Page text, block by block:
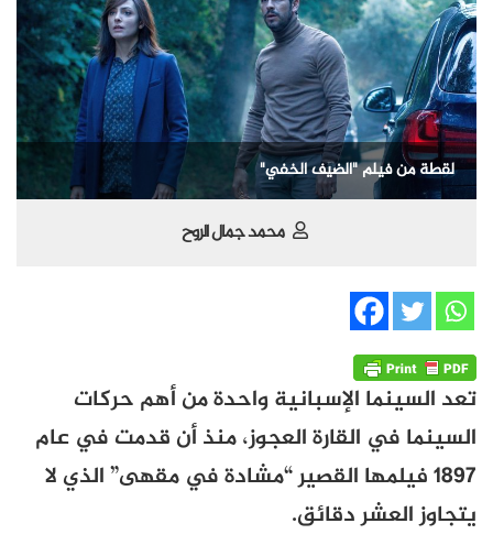
لقطة من فيلم "الضيف الخفي"
محمد جمال الروح
تعد السينما الإسبانية واحدة من أهم حركات
السينما في القارة العجوز، منذ أن قدمت في عام
1897 فيلمها القصير “مشادة في مقهى” الذي لا
يتجاوز العشر دقائق.